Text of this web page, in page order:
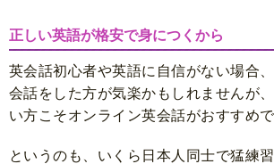
正しい英語が格安で身につくから
英会話初心者や英語に自信がない場合
会話をした方が気楽かもしれませんが
い方こそオンライン英会話がおすすめで
というのも、いくら日本人同士で猛練習